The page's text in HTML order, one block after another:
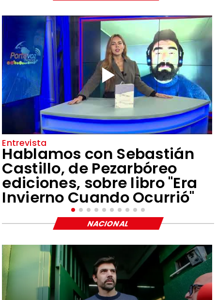
Entrevista
Hablamos con Sebastián
Castillo, de Pezarbóreo
ediciones, sobre libro "Era
Invierno Cuando Ocurrió"
NACIONAL